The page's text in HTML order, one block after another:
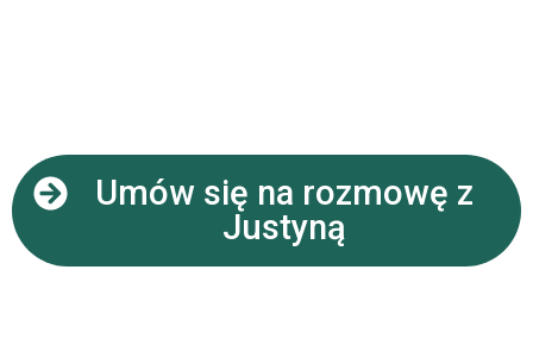
Umów się na rozmowę z
Justyną